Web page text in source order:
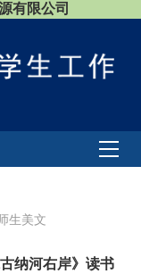
有限公司
生美文
纳河右岸》读书